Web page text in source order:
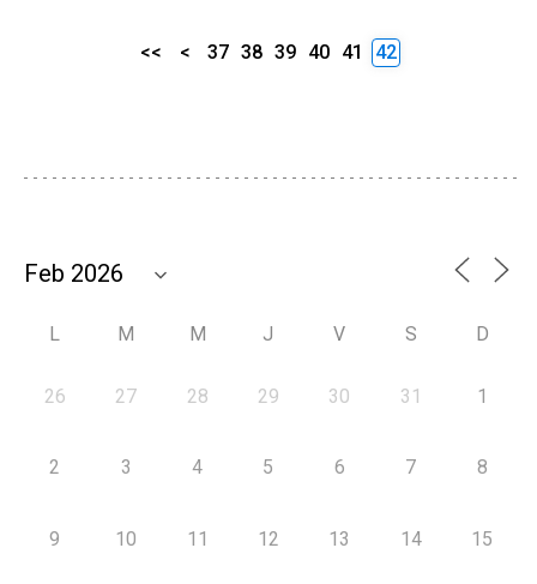
<< < 37 38 39 40 41 42
L M M J V S D
26 27 28 29 30 31 1
2 3 4 5 6 7 8
9 10 11 12 13 14 15